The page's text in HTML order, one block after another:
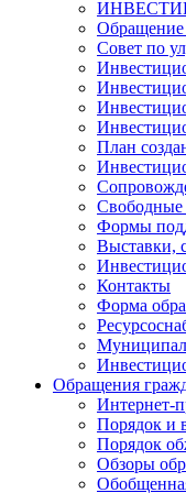
Обращение
Совет по
План
Свободные
Формы
Выставки,
Контакты
Форма
Обращения
Интернет-
Порядок и
Порядок
Обзоры